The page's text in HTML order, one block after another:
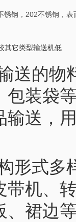
钢，202不锈钢，表
它类型输送机低
送的物
包装袋
输送，
形式多
带机、
、裙边